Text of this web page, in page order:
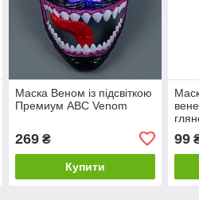
Маска Веном із підсвіткою
Премиум ABC Venom
269₴
Купити
99